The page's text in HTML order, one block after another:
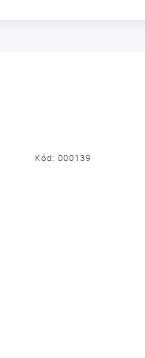
Kód: 000139